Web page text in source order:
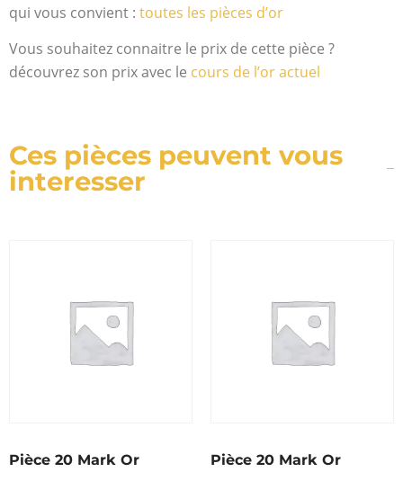
qui vous convient : toutes les pièces d’or
Vous souhaitez connaitre le prix de cette pièce ?
découvrez son prix avec le cours de l’or actuel
Ces pièces peuvent vous
interesser
Pièce 20 Mark Or
Pièce 20 Mark Or